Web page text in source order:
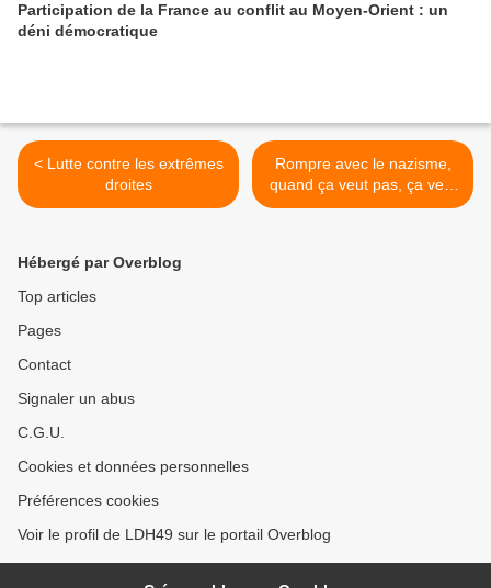
Participation de la France au conflit au Moyen-Orient : un
déni démocratique
< Lutte contre les extrêmes
droites
Rompre avec le nazisme,
quand ça veut pas, ça veut
pas >
Hébergé par Overblog
Top articles
Pages
Contact
Signaler un abus
C.G.U.
Cookies et données personnelles
Préférences cookies
Voir le profil de LDH49 sur le portail Overblog